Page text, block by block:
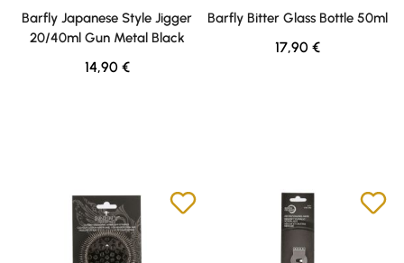
Durchschnittliche Bewertung von 5 von 5 Sternen
Barfly Japanese Style Jigger
20/40ml Gun Metal Black
Regulärer Preis:
14,90 €
Durchschnittliche Bewertung
Barfly Bitter Glass Bottle 50ml
Regulärer Preis:
17,90 €